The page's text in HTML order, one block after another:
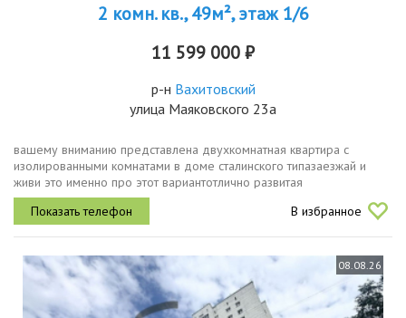
2 комн. кв., 49м², этаж 1/6
11 599 000 ₽
р-н Вахитовский
улица Маяковского 23а
вашему вниманию представлена двухкомнатная квартира с
изолированными комнатами в доме сталинского типазаезжай и
живи это именно про этот вариантотлично развитая
инфраструктура детские сады, школы, поликлиники, аптеки и
продовольственные магазины...
В избранное
08.08.26